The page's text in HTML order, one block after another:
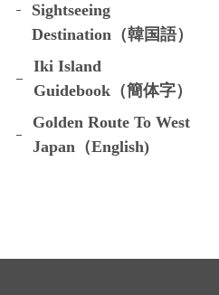
Sightseeing
Destination（韓国語）
Iki Island
Guidebook（簡体字）
Golden Route To West
Japan（English)